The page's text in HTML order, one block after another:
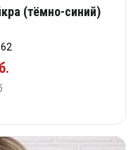
(тёмно-синий)